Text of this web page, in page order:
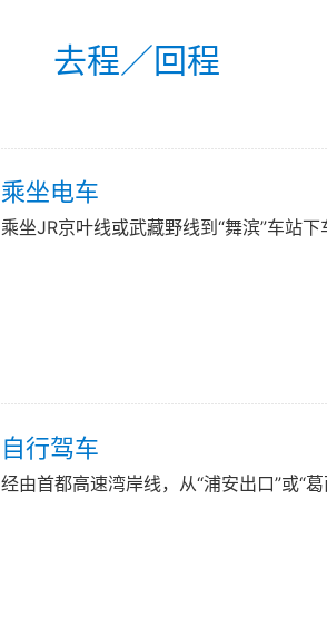
去程／回程
乘坐电车
乘坐JR京叶线或武藏野线到“舞滨”车站下
自行驾车
经由首都高速湾岸线，从“浦安出口”或“葛